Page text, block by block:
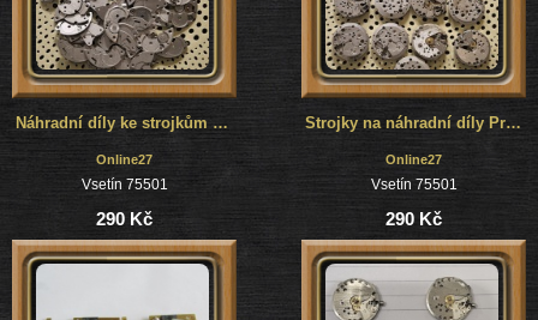
Náhradní díly ke strojkům Prim mix
Online27
Vsetín 75501
290 Kč
Strojky na náhradní díly Prim 2.
Online27
Vsetín 75501
290 Kč